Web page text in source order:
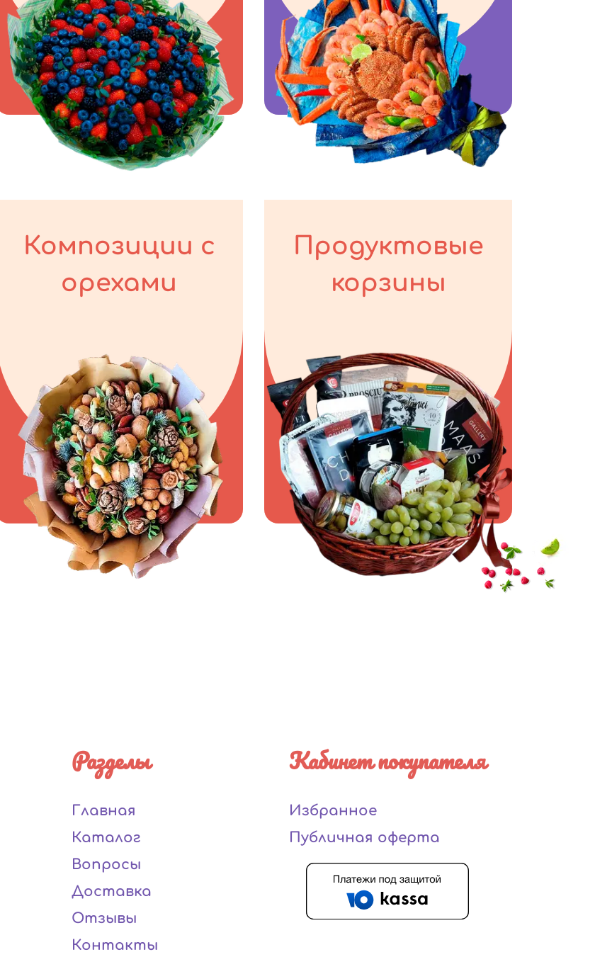
Композиции с
орехами
Продуктовые
корзины
Разделы
Главная
Каталог
Вопросы
Доставка
Отзывы
Контакты
Кабинет покупателя
Избранное
Публичная оферта